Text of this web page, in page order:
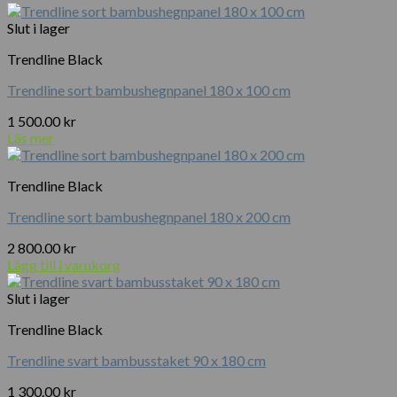
Slut i lager
Trendline Black
Trendline sort bambushegnpanel 180 x 100 cm
1 500.00 kr
Läs mer
Trendline Black
Trendline sort bambushegnpanel 180 x 200 cm
2 800.00 kr
Lägg till i varukorg
Slut i lager
Trendline Black
Trendline svart bambusstaket 90 x 180 cm
1 300.00 kr